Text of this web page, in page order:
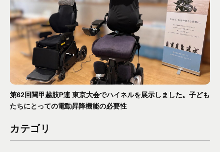
第62回関甲越肢P連 東京大会でハイネルを展示しました。子ども
たちにとっての電動昇降機能の必要性
カテゴリ